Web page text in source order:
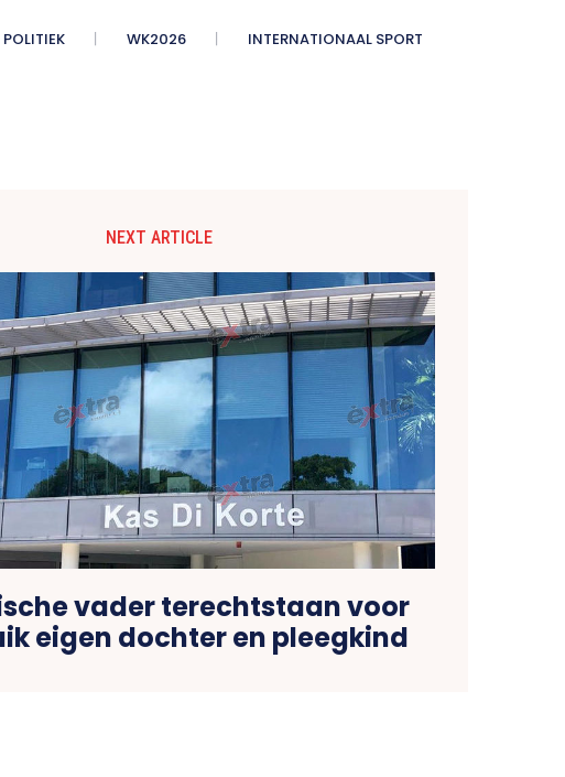
POLITIEK WK2026 INTERNATIONAAL SPORT
NEXT ARTICLE
vader terechtstaan voor
eigen dochter en pleegkind